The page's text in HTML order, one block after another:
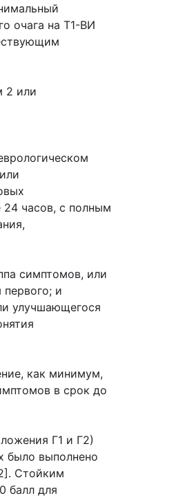
очага на Т1-ВИ
2 или
часов, с полным
симптомов, или
и
улучшающегося
как минимум,
в срок до
Г1 и Г2)
было выполнено
Стойким
балл для